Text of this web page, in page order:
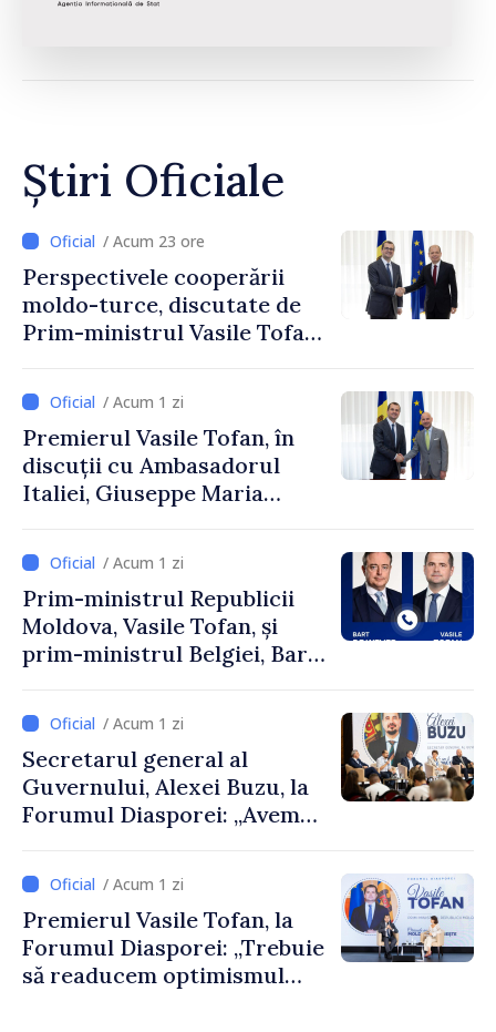
Știri Oficiale
/ Acum 23 ore
Perspectivele cooperării
moldo-turce, discutate de
Prim-ministrul Vasile Tofan
Uygar Mustafa Sertel
/ Acum 1 zi
Premierul Vasile Tofan, în
discuții cu Ambasadorul
Italiei, Giuseppe Maria
/ Acum 1 zi
Prim-ministrul Republicii
Moldova, Vasile Tofan, și
prim-ministrul Belgiei, Bart
despre parcursul european
al Republicii Moldova.
/ Acum 1 zi
Secretarul general al
Guvernului, Alexei Buzu, la
Forumul Diasporei: „Avem
dumneavoastră pentru a
construi comunități mai
puternice”
/ Acum 1 zi
Premierul Vasile Tofan, la
Forumul Diasporei: „Trebuie
să readucem optimismul